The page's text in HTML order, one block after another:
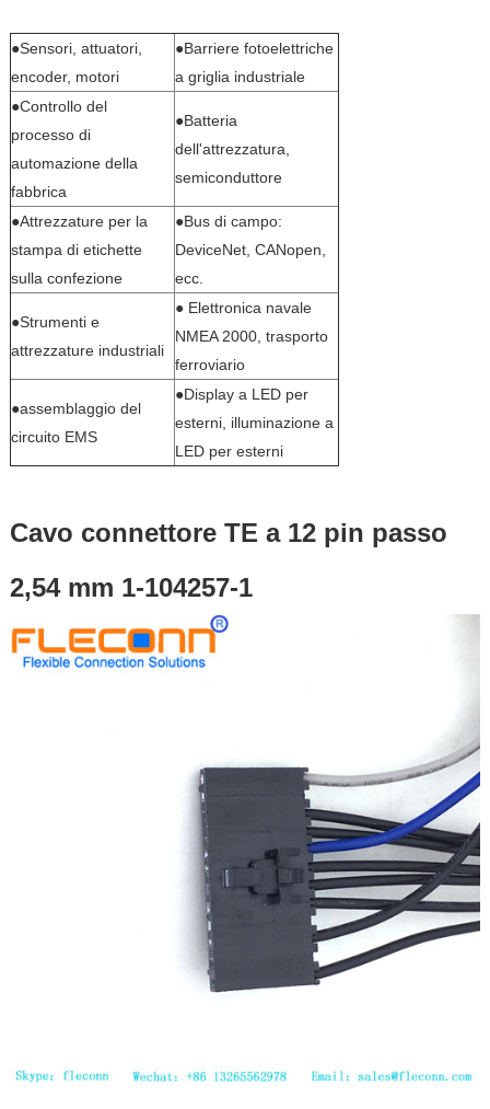
●Sensori, attuatori,
encoder, motori
●Barriere fotoelettriche
a griglia industriale
●Controllo del
processo di
automazione della
fabbrica
●Batteria
dell'attrezzatura,
semiconduttore
●Attrezzature per la
stampa di etichette
sulla confezione
●Bus di campo:
DeviceNet, CANopen,
ecc.
●Strumenti e
attrezzature industriali
● Elettronica navale
NMEA 2000, trasporto
ferroviario
●assemblaggio del
circuito EMS
●Display a LED per
esterni, illuminazione a
LED per esterni
Cavo connettore TE a 12 pin passo
2,54 mm 1-104257-1